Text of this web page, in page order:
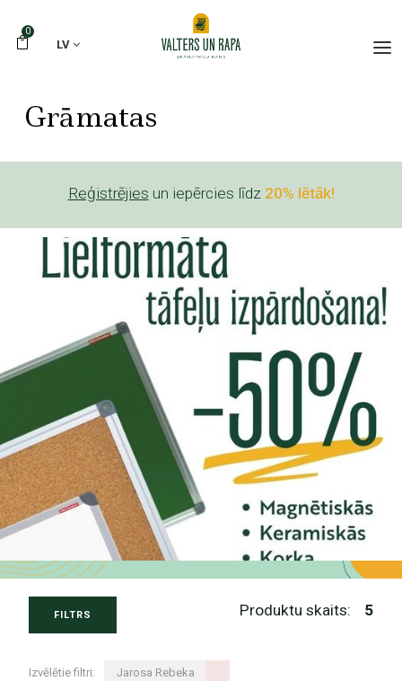
0
LV
Grāmatas
Reģistrējies un iepērcies līdz 20% lētāk!
FILTRS Produktu skaits: 5
Izvēlētie filtri: Jarosa Rebeka